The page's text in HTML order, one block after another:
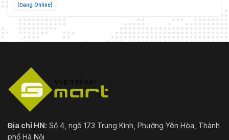
(Đang Online)
Địa chỉ HN: Số 4, ngõ 173 Trung Kính, Phường Yên Hòa, Thành
phố Hà Nội